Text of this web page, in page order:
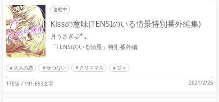
連載中
Kissの意味(TENSIのいる情景特別番外編集)
月うさぎ🌙*.｡
「TENSIのいる情景」特別番外編
大人の恋 せつない クリスマス 甘々
175話 / 191,693文字 2021/2/25